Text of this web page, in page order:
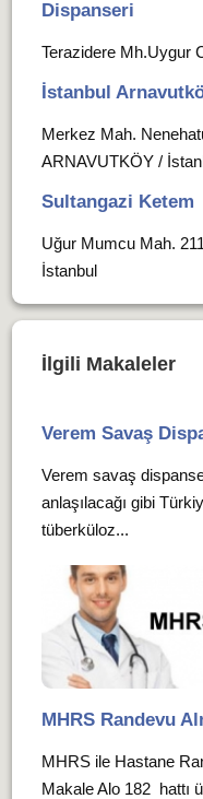
Dispanseri
Terazidere Mh.Uygur
İstanbul
Merkez Mah.
ARNAVUTKÖY /
Sultangazi Ketem
Uğur Mumcu Mah.
İstanbul
İlgili Makaleler
Verem Savaş
Verem savaş
anlaşılacağı gibi
tüberküloz...
MHRS Randevu
MHRS ile Hastane
Makale Alo 182 hattı